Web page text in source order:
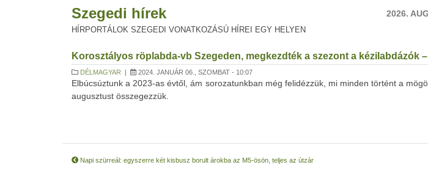
Szegedi hírek
HÍRPORTÁLOK SZEGEDI VONATKOZÁSÚ HÍREI EGY HELYEN
2026.
Korosztályos röplabda-vb Szegeden, megkezdték a szezont a kézilabdázók
DÉLMAGYAR | 2024. JANUÁR 06., SZOMBAT - 10:07
Elbúcsúztunk a 2023-as évtől, ám sorozatunkban még felidézzük, mi minden történt a
augusztust összegezzük.
Napi szürreál: egyszerre két kisbusz borult árokba az M5-ösön, teljes az útzár